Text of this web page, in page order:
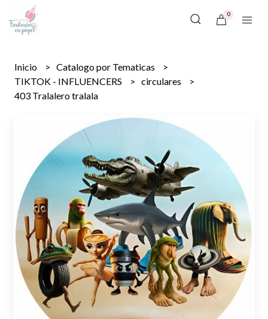
0
Inicio
Catalogo por Tematicas
TIKTOK - INFLUENCERS
circulares
403 Tralalero tralala